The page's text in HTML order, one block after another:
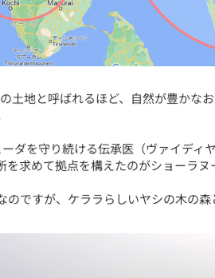
土地と呼ばれるほど、自然が豊かな
ダを守り続ける伝承医（ヴァイディ
求めて拠点を構えたのがショーラヌ
のですが、ケララらしいヤシの木の